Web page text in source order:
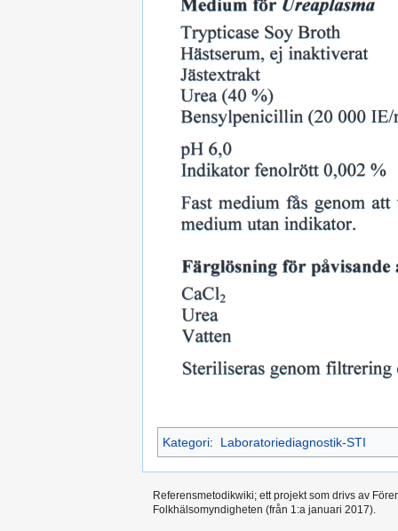
Kategori: Laboratoriediagnostik-STI
Referensmetodikwiki; ett projekt som drivs av
Folkhälsomyndigheten (från 1:a januari 2017).